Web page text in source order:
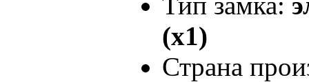
(x1)
Страна